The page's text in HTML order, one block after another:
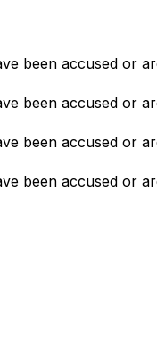
been accused or
been accused or
been accused or
been accused or